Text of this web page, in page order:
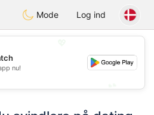
Mode Log ind
nu!